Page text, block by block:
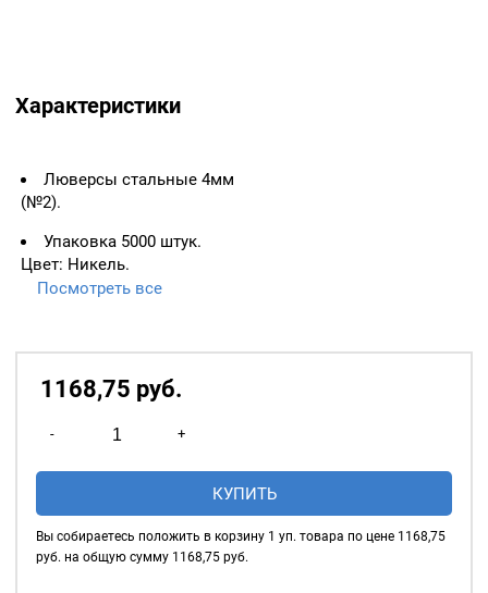
Характеристики
Люверсы стальные 4мм
(№2).
Упаковка 5000 штук.
Цвет: Никель.
ВАЖНО:
ПО ВНУТРЕННЕМУ
люверсов
— укрепление
продеваются верёвки,
шнуры, тесьма, тросы и т.
используются для
Посмотреть все
1168,75 руб.
-
товара
Люверсы
уп.
+
КУПИТЬ
Вы собираетесь положить в корзину 1 уп. товара по цене 1168,75
руб. на общую сумму 1168,75руб.